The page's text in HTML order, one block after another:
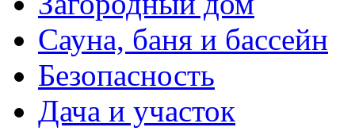
Сауна, баня и бассейн
Безопасность
Дача и участок